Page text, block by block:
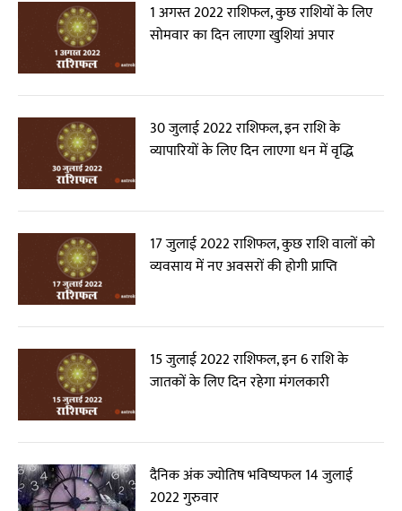
1 अगस्त 2022 राशिफल, कुछ राशियों के लिए
सोमवार का दिन लाएगा खुशियां अपार
30 जुलाई 2022 राशिफल, इन राशि के
व्यापारियों के लिए दिन लाएगा धन में वृद्धि
17 जुलाई 2022 राशिफल, कुछ राशि वालों को
व्यवसाय में नए अवसरों की होगी प्राप्ति
15 जुलाई 2022 राशिफल, इन 6 राशि के
जातकों के लिए दिन रहेगा मंगलकारी
दैनिक अंक ज्योतिष भविष्यफल 14 जुलाई
2022 गुरुवार